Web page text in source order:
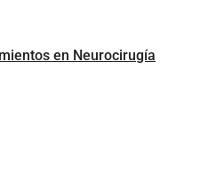
en Neurocirugía